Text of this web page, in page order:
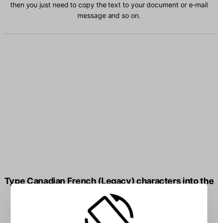
then you just need to copy the text to your document or e-mail
message and so on.
Type Canadian French (Legacy) characters into the
box: